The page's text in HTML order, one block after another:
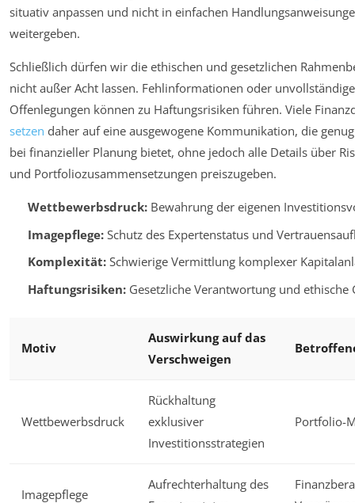
situativ anpassen und nicht in einfachen
weitergeben.
Schließlich dürfen wir die ethischen und gesetzlichen
nicht außer Acht lassen. Fehlinformationen oder unvollständige
Offenlegungen können zu Haftungsrisiken führen. Viele
setzen daher auf eine ausgewogene Kommunikation, die
bei finanzieller Planung bietet, ohne jedoch alle Details über
und Portfoliozusammensetzungen preiszugeben.
Wettbewerbsdruck:Bewahrung der eigenen
Imagepflege:Schutz des Expertenstatus und
Komplexität:Schwierige Vermittlung komplexer
Haftungsrisiken:Gesetzliche Verantwortung und ethische
Motiv
Auswirkung auf das
Verschweigen
Wettbewerbsdruck
Rückhaltung
exklusiver
Investitionsstrategien
Portfolio-
Imagepflege
Aufrechterhaltung des